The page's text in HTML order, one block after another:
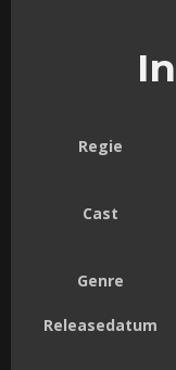
Regie
Cast
Genre
Releasedatum